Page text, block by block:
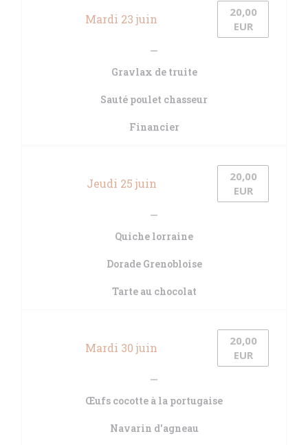
Mardi 23 juin
20,00
EUR
Gravlax de truite
Sauté poulet chasseur
Financier
Jeudi 25 juin
20,00
EUR
Quiche lorraine
Dorade Grenobloise
Tarte au chocolat
Mardi 30 juin
20,00
EUR
Œufs cocotte à la portugaise
Navarin d'agneau